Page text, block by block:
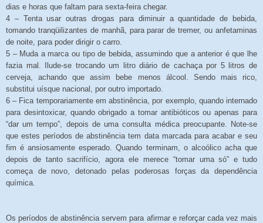
dias e horas que faltam para sexta-feira chegar.
4 – Tenta usar outras drogas para diminuir a quantidade de bebida,
tomando tranqüilizantes de manhã, para parar de tremer, ou anfetaminas
de noite, para poder dirigir o carro.
5 – Muda a marca ou tipo de bebida, assumindo que a anterior é que lhe
fazia mal. Ilude-se trocando um litro diário de cachaça por 5 litros de
cerveja, achando que assim bebe menos álcool. Sendo mais rico,
substitui uísque nacional, por outro importado.
6 – Fica temporariamente em abstinência, por exemplo, quando internado
para desintoxicar, quando obrigado a tomar antibióticos ou apenas para
“dar um tempo”, depois de uma consulta médica preocupante. Note-se
que estes períodos de abstinência tem data marcada para acabar e seu
fim é ansiosamente esperado. Quando terminam, o alcoólico acha que
depois de tanto sacrifício, agora ele merece “tomar uma só” e tudo
começa de novo, detonado pelas poderosas forças da dependência
química.
Os períodos de abstinência servem para afirmar e reforçar cada vez mais